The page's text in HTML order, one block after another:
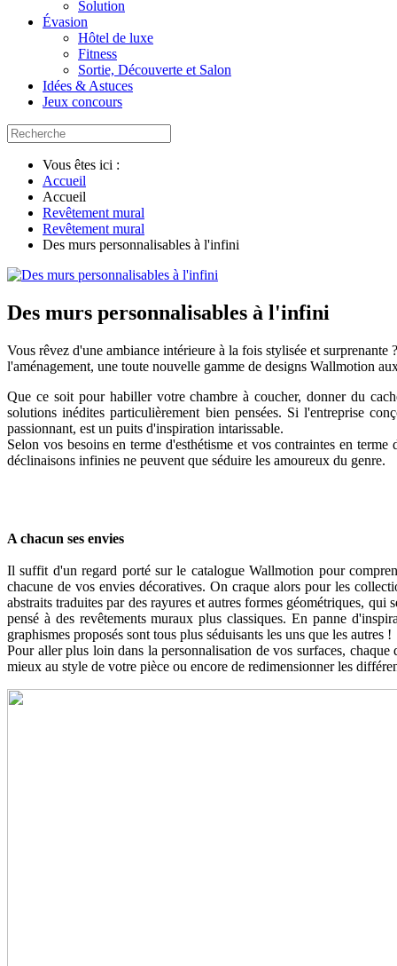
Solution
Évasion
Hôtel de luxe
Fitness
Sortie, Découverte et Salon
Idées & Astuces
Jeux concours
Vous êtes ici :
Accueil
Accueil
Revêtement mural
Revêtement mural
Des murs personnalisables à l'infini
Des murs personnalisables à l'infini
Vous rêvez d'une ambiance intérieure à la fois stylisée et
l'aménagement, une toute nouvelle gamme de designs Wallmotion
Que ce soit pour habiller votre chambre à coucher, donner du
solutions inédites particulièrement bien pensées. Si l'entreprise
passionnant, est un puits d'inspiration intarissable.
Selon vos besoins en terme d'esthétisme et vos contraintes en
déclinaisons infinies ne peuvent que séduire les amoureux du genre.
A chacun ses envies
Il suffit d'un regard porté sur le catalogue Wallmotion pour
chacune de vos envies décoratives. On craque alors pour les
abstraits traduites par des rayures et autres formes géométriques,
pensé à des revêtements muraux plus classiques. En panne
graphismes proposés sont tous plus séduisants les uns que les autres !
Pour aller plus loin dans la personnalisation de vos surfaces,
mieux au style de votre pièce ou encore de redimensionner les